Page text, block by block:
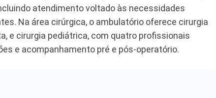
atendimento voltado às necessidades
Na área cirúrgica, o ambulatório oferece cirurgia
e cirurgia pediátrica, com quatro profissionais
e acompanhamento pré e pós-operatório.